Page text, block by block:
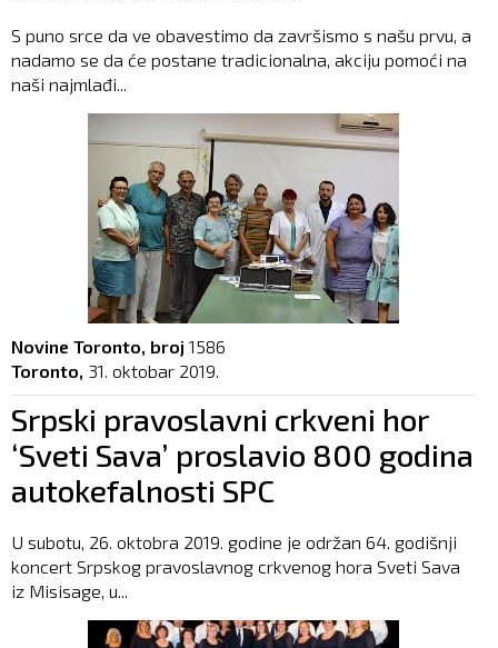
S puno srce da ve obavestimo da završismo s našu prvu, a
nadamo se da će postane tradicionalna, akciju pomoći na
naši najmlađi...
Novine Toronto, broj 1586
Toronto, 31. oktobar 2019.
Srpski pravoslavni crkveni hor
‘Sveti Sava’ proslavio 800 godina
autokefalnosti SPC
U subotu, 26. oktobra 2019. godine je održan 64. godišnji
koncert Srpskog pravoslavnog crkvenog hora Sveti Sava
iz Misisage, u...